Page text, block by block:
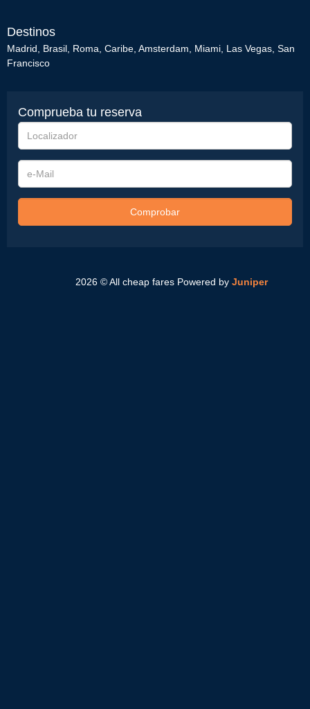
Destinos
Madrid Brasil Roma Caribe Amsterdam Miami Las Vegas San
Francisco
Comprueba tu reserva
Localizador
e-
Mail
Comprobar
2026 © All cheap fares Powered by Juniper